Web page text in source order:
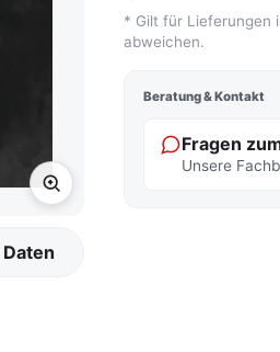
* Gilt für Lieferungen
abweichen.
Beratung & Kontakt
Fragen
Unsere